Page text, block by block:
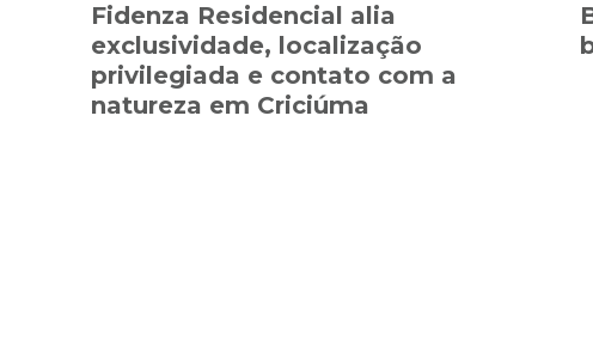
Fidenza Residencial alia
exclusividade, localização
privilegiada e contato com a
natureza em Criciúma